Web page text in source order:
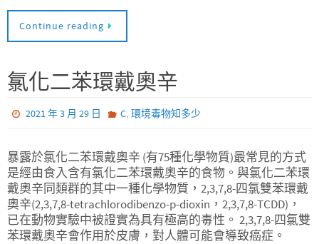
Continue reading
氯化二苯環戴奧辛
2021 年 3 月 29 日 C, 環境毒物知多少
暴露於氯化二苯環戴奧辛 (有75種化學物質)最常見的方式
是經由食入含有氯化二苯環戴奧辛的食物。與氯化二苯環
戴奧辛同類群的其中一種化學物質，2,3,7,8-四氯雙苯環戴
奧辛(2,3,7,8-tetrachlorodibenzo-p-dioxin，2,3,7,8-TCDD)，
已在動物實驗中被證實為具有極高的毒性。 2,3,7,8-四氯雙
苯環戴奧辛會作用於皮膚，對人體可能會導致癌症。